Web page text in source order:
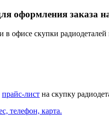
оформления заказа
в офисе скупки
прайс-лист на скупку
телефон, карта.